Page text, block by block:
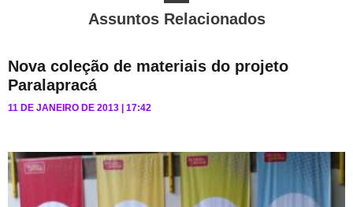
Assuntos Relacionados
Nova coleção de materiais do projeto
Paralapracá
11 DE JANEIRO DE 2013 17:42